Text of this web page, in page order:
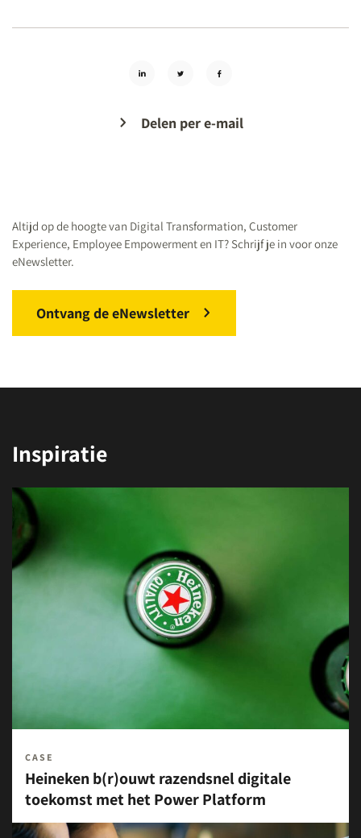
Delen per e-mail
Altijd op de hoogte van Digital Transformation, Customer
Experience, Employee Empowerment en IT? Schrijf je in voor onze
eNewsletter.
Ontvang de eNewsletter
Inspiratie
CASE
Heineken b(r)ouwt razendsnel digitale
toekomst met het Power Platform